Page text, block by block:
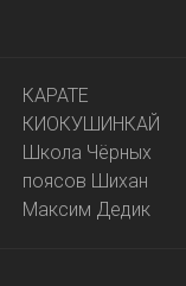
КАРАТЕ
КИОКУШИНКАЙ
Школа Чёрных
поясов Шихан
Максим Дедик